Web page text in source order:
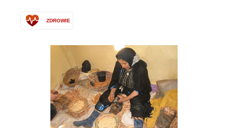
ZDROWIE